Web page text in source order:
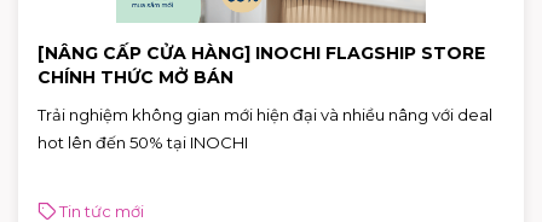
[NÂNG CẤP CỬA HÀNG] INOCHI FLAGSHIP STORE
CHÍNH THỨC MỞ BÁN
Trải nghiệm không gian mới hiện đại và nhiều nâng với deal
hot lên đến 50% tại INOCHI
Tin tức mới